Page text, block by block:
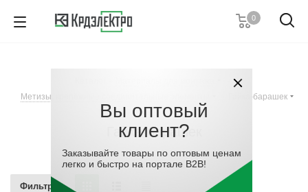
0
Метизы, крепёжные соединительные элементы
Гайка-барашек
Гайка-барашек
Фильтр
Вы оптовый
клиент?
Заказывайте товары по оптовым ценам
легко и быстро на портале B2B!